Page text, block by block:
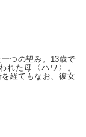
つの望み。13歳で
れた母〈ハワ〉。
経てもなお、彼女